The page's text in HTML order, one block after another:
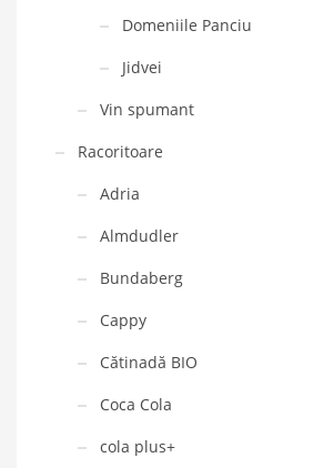
Domeniile Panciu
Jidvei
Vin spumant
Racoritoare
Adria
Almdudler
Bundaberg
Cappy
Cătinadă BIO
Coca Cola
cola plus+